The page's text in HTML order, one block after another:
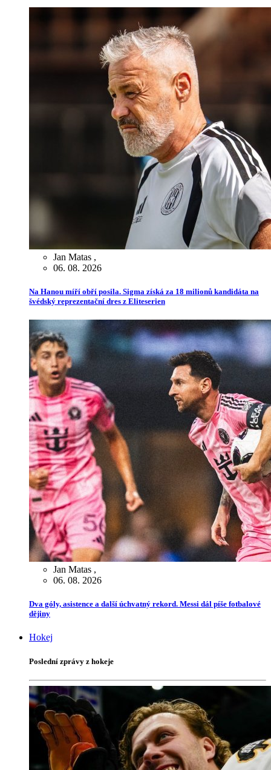
Jan Matas ,
06. 08. 2026
Na Hanou míří obří posila. Sigma získá za 18 milionů kandidáta na
švédský reprezentační dres z Eliteserien
Jan Matas ,
06. 08. 2026
Dva góly, asistence a další úchvatný rekord. Messi dál píše fotbalové
dějiny
Hokej
Poslední zprávy z hokeje